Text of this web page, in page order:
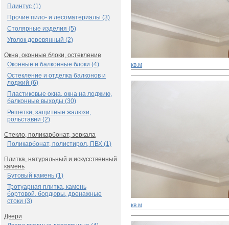
Плинтус (1)
Прочие пило- и лесоматериалы (3)
Столярные изделия (5)
Уголок деревянный (2)
Окна, оконные блоки, остекление
Оконные и балконные блоки (4)
Остекление и отделка балконов и
лоджий (6)
Пластиковые окна, окна на лоджию,
балконные выходы (30)
Решетки, защитные жалюзи,
рольставни (2)
Стекло, поликарбонат, зеркала
Поликарбонат, полистирол, ПВХ (1)
Плитка, натуральный и искусственный
камень
Бутовый камень (1)
Тротуарная плитка, камень
бортовой, бордюры, дренажные
стоки (3)
Двери
кв.м
кв.м